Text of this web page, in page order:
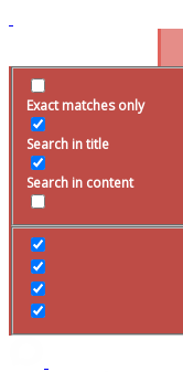
Exact matches only
Search in title
Search in content